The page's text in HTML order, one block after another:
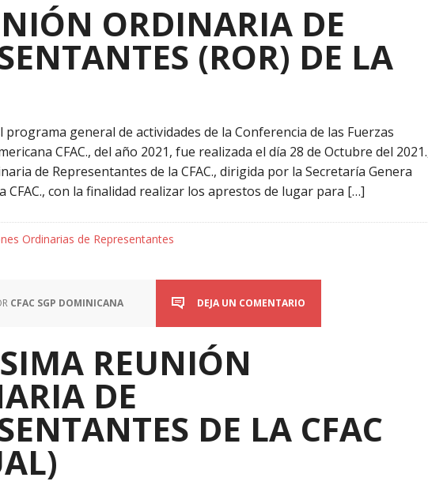
ORDINARIA DE
(ROR) DE LA
programa general de actividades de la Conferencia de las Fuerzas
CFAC., del año 2021, fue realizada el día 28 de Octubre del
de Representantes de la CFAC., dirigida por la Secretaría Genera
CFAC., con la finalidad realizar los aprestos de lugar para […]
Ordinarias de Representantes
CFAC SGP DOMINICANA DEJA UN COMENTARIO
REUNIÓN
DE
DE LA CFAC